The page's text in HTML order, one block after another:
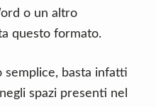
o un altro
questo formato.
semplice, basta infatti
spazi presenti nel